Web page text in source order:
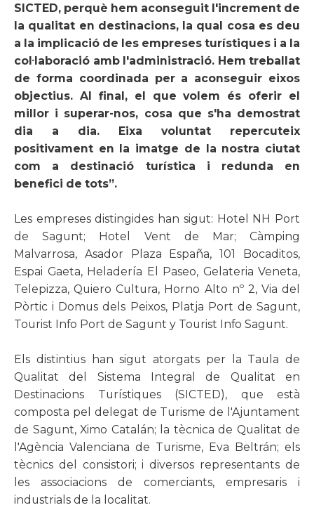
SICTED, perquè hem aconseguit l'increment de
la qualitat en destinacions, la qual cosa es deu
a la implicació de les empreses turístiques i a la
col·laboració amb l'administració. Hem treballat
de forma coordinada per a aconseguir eixos
objectius. Al final, el que volem és oferir el
millor i superar-nos, cosa que s'ha demostrat
dia a dia. Eixa voluntat repercuteix
positivament en la imatge de la nostra ciutat
com a destinació turística i redunda en
benefici de tots”.
Les empreses distingides han sigut: Hotel NH Port
de Sagunt; Hotel Vent de Mar; Càmping
Malvarrosa, Asador Plaza España, 101 Bocaditos,
Espai Gaeta, Heladería El Paseo, Gelateria Veneta,
Telepizza, Quiero Cultura, Horno Alto nº 2, Via del
Pòrtic i Domus dels Peixos, Platja Port de Sagunt,
Tourist Info Port de Sagunt y Tourist Info Sagunt.
Els distintius han sigut atorgats per la Taula de
Qualitat del Sistema Integral de Qualitat en
Destinacions Turístiques (SICTED), que està
composta pel delegat de Turisme de l'Ajuntament
de Sagunt, Ximo Catalán; la tècnica de Qualitat de
l'Agència Valenciana de Turisme, Eva Beltrán; els
tècnics del consistori; i diversos representants de
les associacions de comerciants, empresaris i
industrials de la localitat.